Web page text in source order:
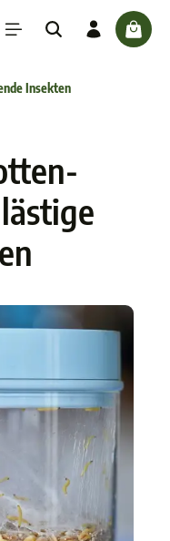
Insekten